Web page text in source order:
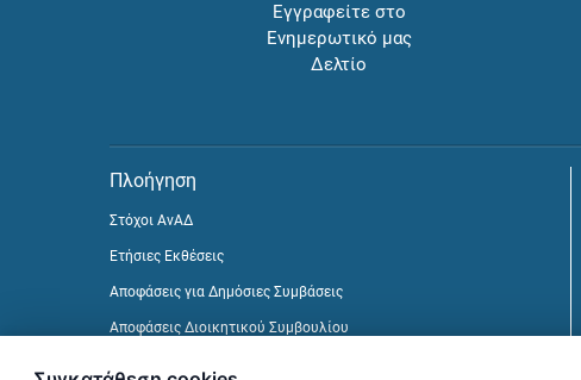
Εγγραφείτε στο
Ενημερωτικό μας
Δελτίο
Πλοήγηση
Στόχοι ΑνΑΔ
Ετήσιες Εκθέσεις
Αποφάσεις για Δημόσιες Συμβάσεις
Αποφάσεις Διοικητικού Συμβουλίου